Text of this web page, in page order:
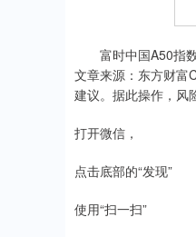
富时中国A50指数
文章来源：东方财富
建议。据此操作，风
打开微信，
点击底部的“发现”
使用“扫一扫”